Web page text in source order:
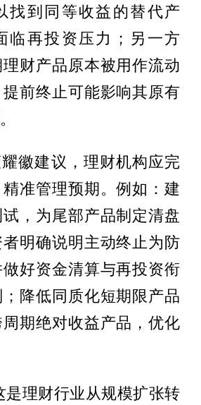
找到同等收益的替代产
临再投资压力；另一方
财产品原本被用作流动
前终止可能影响其原有
徽建议，理财机构应完
准管理预期。例如：建
，为尾部产品制定清盘
明确说明主动终止为防
好资金清算与再投资衔
降低同质化短期限产品
期绝对收益产品，优化
是理财行业从规模扩张转